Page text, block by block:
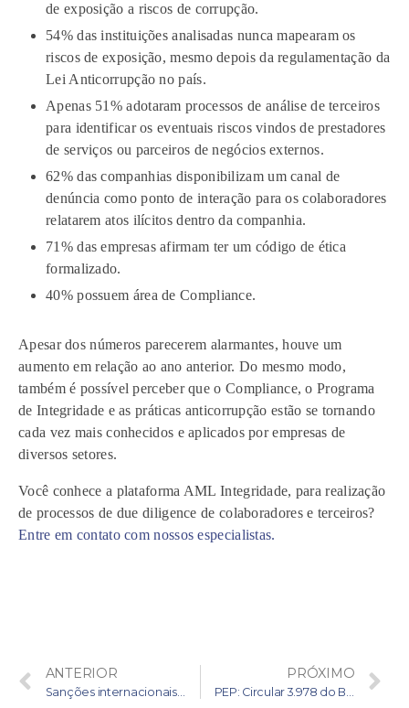
de exposição a riscos de corrupção.
54% das instituições analisadas nunca mapearam os
riscos de exposição, mesmo depois da regulamentação da
Lei Anticorrupção no país.
Apenas 51% adotaram processos de análise de terceiros
para identificar os eventuais riscos vindos de prestadores
de serviços ou parceiros de negócios externos.
62% das companhias disponibilizam um canal de
denúncia como ponto de interação para os colaboradores
relatarem atos ilícitos dentro da companhia.
71% das empresas afirmam ter um código de ética
formalizado.
40% possuem área de Compliance.
Apesar dos números parecerem alarmantes, houve um
aumento em relação ao ano anterior. Do mesmo modo,
também é possível perceber que o Compliance, o Programa
de Integridade e as práticas anticorrupção estão se tornando
cada vez mais conhecidos e aplicados por empresas de
diversos setores.
Você conhece a plataforma AML Integridade, para realização
de processos de due diligence de colaboradores e terceiros?
Entre em contato com nossos especialistas.
ANTERIOR
Sanções internacionais: particularidades regulatórias e consequências práticas
PRÓXIMO
PEP: Circular 3.978 do BACEN traz novo conceito normativo